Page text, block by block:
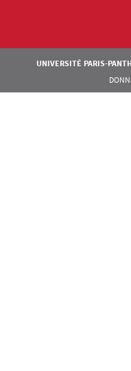
Pied de page Assas
UNIVERSITÉ PARIS-